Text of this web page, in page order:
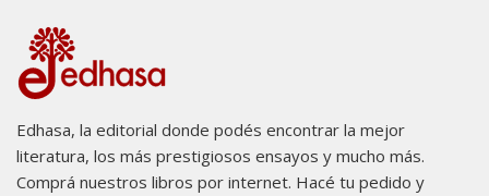
Edhasa, la editorial donde podés encontrar la mejor
literatura, los más prestigiosos ensayos y mucho más.
Comprá nuestros libros por internet. Hacé tu pedido y